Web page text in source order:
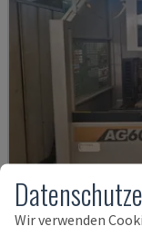
Wir verwenden